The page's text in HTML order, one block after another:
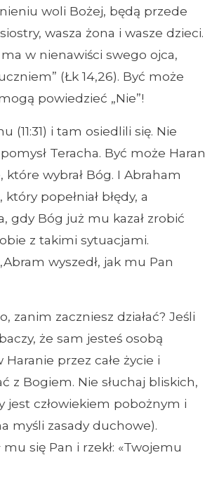
woli Bożej, będą przede
wasza żona i wasze dzieci.
w nienawiści swego ojca,
(Łk 14,26). Być może
powiedzieć „Nie”!
(11:31) i tam osiedlili się. Nie
Teracha. Być może Haran
wybrał Bóg. I Abraham
popełniał błędy, a
gdy Bóg już mu kazał zrobić
z takimi sytuacjami.
wyszedł, jak mu Pan
zanim zaczniesz działać? Jeśli
że sam jesteś osobą
przez całe życie i
z Bogiem. Nie słuchaj bliskich,
jest człowiekiem pobożnym i
myśli zasady duchowe).
się Pan i rzekł: «Twojemu